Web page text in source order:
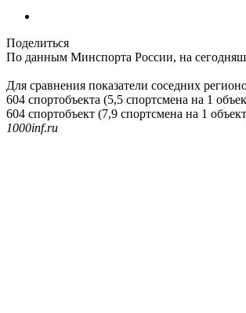
Поделиться
По данным Минспорта России, на
Для сравнения показатели соседних
604 спортобъекта (5,5 спортсмена на 1
604 спортобъект (7,9 спортсмена на 1
1000inf.ru